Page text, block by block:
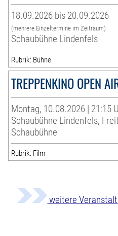
18.09.2026 bis 20.09.2026
(mehrere Einzeltermine im Zeitraum)
Schaubühne Lindenfels
Rubrik: Bühne
TREPPENKINO OPEN
Montag, 10.08.2026 | 21:15
Schaubühne Lindenfels,
Schaubühne
Rubrik: Film
weitere